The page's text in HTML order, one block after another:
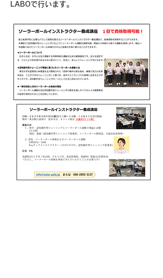
Previous Next
LABOで行います。